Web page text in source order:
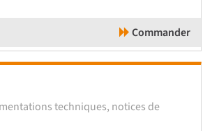
Commander
techniques, notices de